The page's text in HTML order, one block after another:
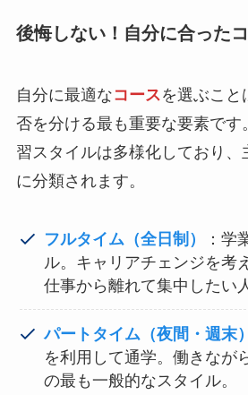
後悔しない！自分に合った
自分に最適なコースを選ぶこと
否を分ける最も重要な要素です
習スタイルは多様化しており、
に分類されます。
フルタイム（全日制）
：学
ル。キャリアチェンジを考
仕事から離れて集中したい
パートタイム（夜間・週末）
を利用して通学。働きなが
の最も一般的なスタイル。